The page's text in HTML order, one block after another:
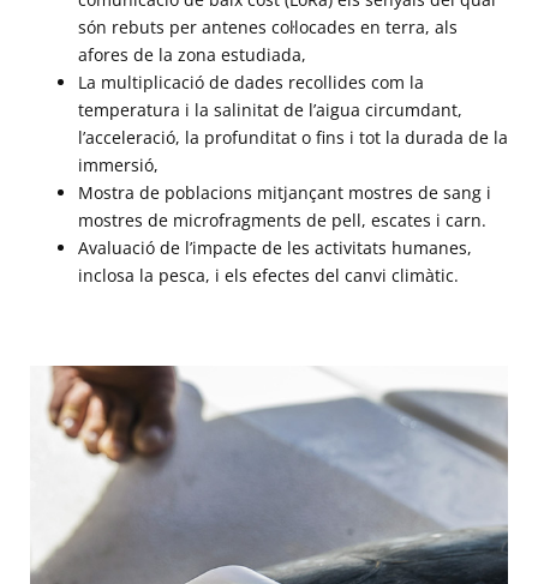
són rebuts per antenes col·locades en terra, als
afores de la zona estudiada,
La multiplicació de dades recollides com la
temperatura i la salinitat de l’aigua circumdant,
l’acceleració, la profunditat o fins i tot la durada de la
immersió,
Mostra de poblacions mitjançant mostres de sang i
mostres de microfragments de pell, escates i carn.
Avaluació de l’impacte de les activitats humanes,
inclosa la pesca, i els efectes del canvi climàtic.